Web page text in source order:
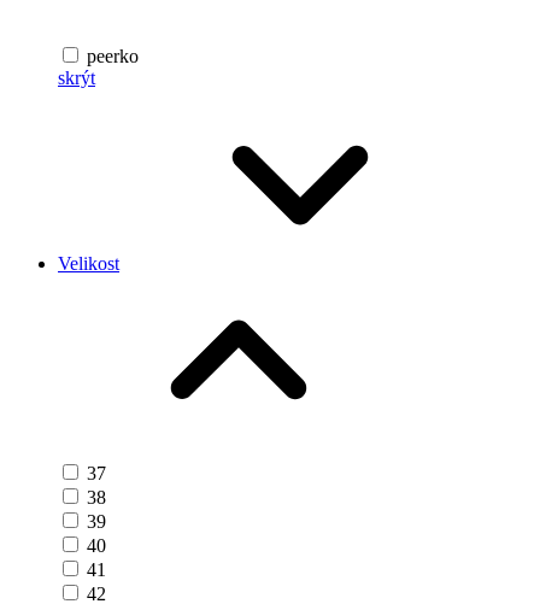
peerko
skrýt
Velikost
37
38
39
40
41
42